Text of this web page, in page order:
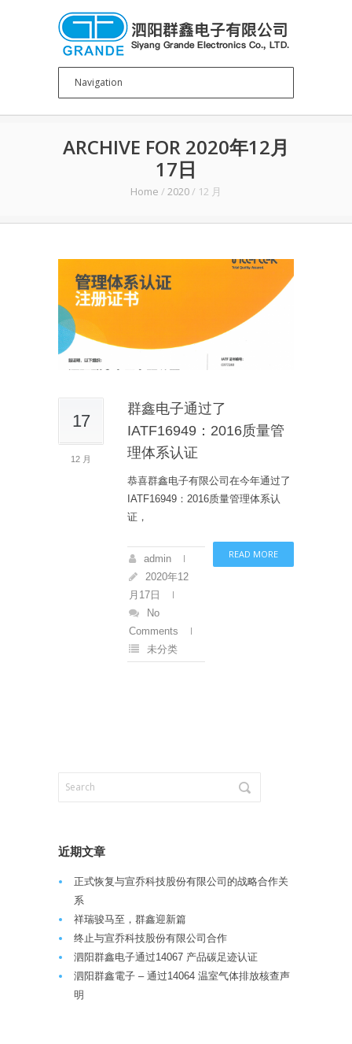
ARCHIVE FOR 2020年12月
17日
Home / 2020/ 12 月
17
12 月
群鑫电子通过了
IATF16949：2016质量管
理体系认证
恭喜群鑫电子有限公司在今年通过了
IATF16949：2016质量管理体系认
证，
READ MORE
admin
2020年12
月17日
No
Comments
未分类
近期文章
正式恢复与宣乔科技股份有限公司的战略合作关
系
祥瑞骏马至，群鑫迎新篇
终止与宣乔科技股份有限公司合作
泗阳群鑫电子通过14067 产品碳足迹认证
泗阳群鑫電子 – 通过14064 温室气体排放核查声
明